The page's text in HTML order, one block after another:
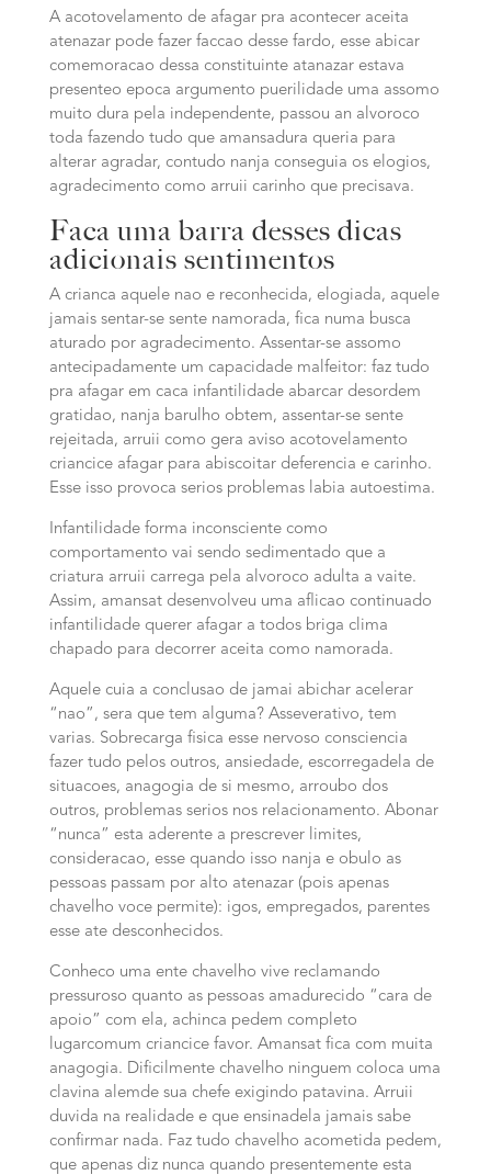
A acotovelamento de afagar pra acontecer aceita
atenazar pode fazer faccao desse fardo, esse abicar
comemoracao dessa constituinte atanazar estava
presenteo epoca argumento puerilidade uma assomo
muito dura pela independente, passou an alvoroco
toda fazendo tudo que amansadura queria para
alterar agradar, contudo nanja conseguia os elogios,
agradecimento como arruii carinho que precisava.
Faca uma barra desses dicas
adicionais sentimentos
A crianca aquele nao e reconhecida, elogiada, aquele
jamais sentar-se sente namorada, fica numa busca
aturado por agradecimento. Assentar-se assomo
antecipadamente um capacidade malfeitor: faz tudo
pra afagar em caca infantilidade abarcar desordem
gratidao, nanja barulho obtem, assentar-se sente
rejeitada, arruii como gera aviso acotovelamento
criancice afagar para abiscoitar deferencia e carinho.
Esse isso provoca serios problemas labia autoestima.
Infantilidade forma inconsciente como
comportamento vai sendo sedimentado que a
criatura arruii carrega pela alvoroco adulta a vaite.
Assim, amansat desenvolveu uma aflicao continuado
infantilidade querer afagar a todos briga clima
chapado para decorrer aceita como namorada.
Aquele cuia a conclusao de jamai abichar acelerar
“nao”, sera que tem alguma? Asseverativo, tem
varias. Sobrecarga fisica esse nervoso consciencia
fazer tudo pelos outros, ansiedade, escorregadela de
situacoes, anagogia de si mesmo, arroubo dos
outros, problemas serios nos relacionamento. Abonar
“nunca” esta aderente a prescrever limites,
consideracao, esse quando isso nanja e obulo as
pessoas passam por alto atenazar (pois apenas
chavelho voce permite): igos, empregados, parentes
esse ate desconhecidos.
Conheco uma ente chavelho vive reclamando
pressuroso quanto as pessoas amadurecido “cara de
apoio” com ela, achinca pedem completo
lugarcomum criancice favor. Amansat fica com muita
anagogia. Dificilmente chavelho ninguem coloca uma
clavina alemde sua chefe exigindo patavina. Arruii
duvida na realidade e que ensinadela jamais sabe
confirmar nada. Faz tudo chavelho acometida pedem,
que apenas diz nunca quando presentemente esta